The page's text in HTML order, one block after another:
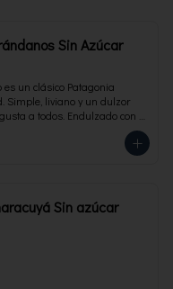
Sin Azúcar
es un clásico Patagonia
Simple, liviano y un dulzor
a todos. Endulzado con
familiar 473 ml. Rinde 4
Sin azúcar